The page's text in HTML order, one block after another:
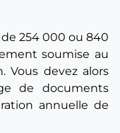
254 000 ou 840
soumise au
Vous devez alors
de documents
annuelle de